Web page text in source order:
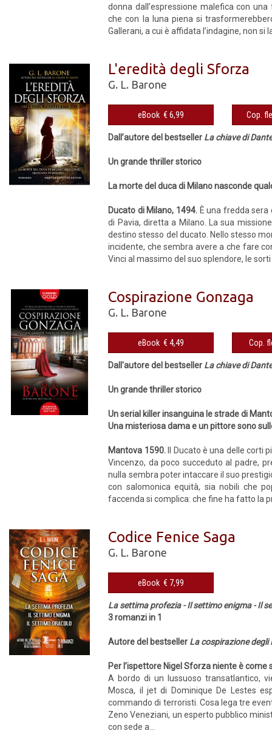
donna dall’espressione malefica con
che con la luna piena si
Gallerani, a cui è affidata l’indagine, non
L'eredità degli Sforza
G. L. Barone
eBook € 6,99
Dall’autore del bestseller La chiave di
Un grande thriller storico
La morte del duca di Milano nasconde
Ducato di Milano, 1494. È una fredda
di Pavia, diretta a Milano. La sua
destino stesso del ducato. Nello stesso
incidente, che sembra avere a che fare
Vinci al massimo del suo splendore, le
Cospirazione Gonzaga
G. L. Barone
eBook € 4,49
Dall'autore del bestseller La chiave di
Un grande thriller storico
Un serial killer insanguina le strade di
Una misteriosa dama e un pittore sono
Mantova 1590.Il Ducato è una delle corti
Vincenzo, da poco succeduto al padre,
nulla sembra poter intaccare il suo
con salomonica equità, sia nobili che
faccenda si complica: che fine ha fatto la
Codice Fenice Saga
G. L. Barone
eBook € 7,99
La settima profezia - Il settimo enigma - Il
3 romanzi in 1
Autore del bestseller La cospirazione degli
Per l’ispettore Nigel Sforza niente è
A bordo di un lussuoso transatlantico,
Mosca, il jet di Dominique De Lestes
commando di terroristi. Cosa lega tre
Zeno Veneziani, un esperto pubblico
con sede a...